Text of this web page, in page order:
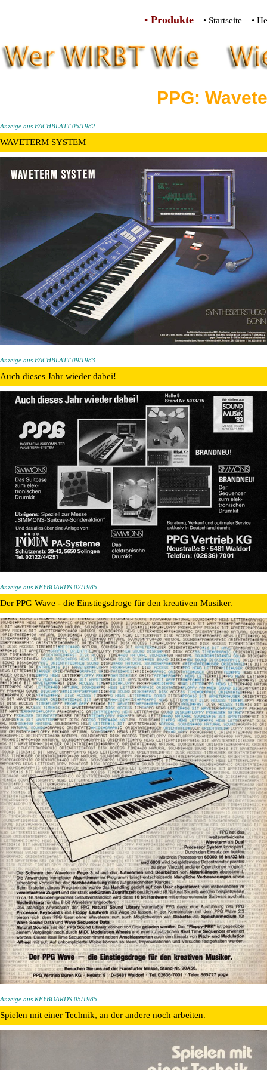
• Produkte • Startseite •
PPG:
Anzeige aus FACHBLATT 05/1982
WAVETERM SYSTEM
Anzeige aus FACHBLATT 09/1983
Auch dieses Jahr wieder dabei!
Anzeige aus KEYBOARDS 02/1985
Der PPG Wave - die Einstiegsdroge für den kreativen Musiker.
Anzeige aus KEYBOARDS 05/1985
Spielen mit einer Technik, an der andere noch arbeiten.